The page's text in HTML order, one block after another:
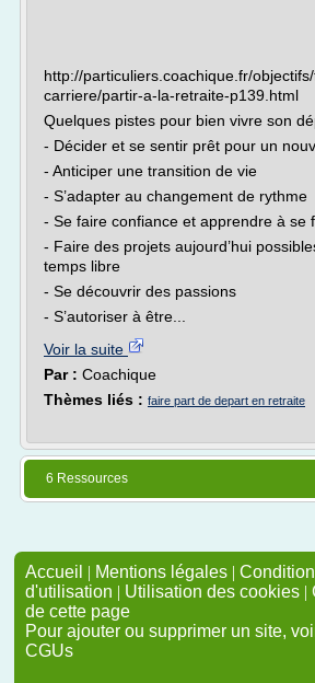
http://particuliers.coachique.fr/
carriere/partir-a-la-retraite-p139.html
Quelques pistes pour bien vivre son
- Décider et se sentir prêt pour un
- Anticiper une transition de vie
- S’adapter au changement de rythme
- Se faire confiance et apprendre à se
- Faire des projets aujourd’hui
temps libre
- Se découvrir des passions
- S’autoriser à être...
Voir la suite
Par : Coachique
Thèmes liés : faire part de depart en retraite
6 Ressources
Accueil | Mentions légales |
d'utilisation | Utilisation des cookies |
de cette page
Pour ajouter ou supprimer un site,
CGUs